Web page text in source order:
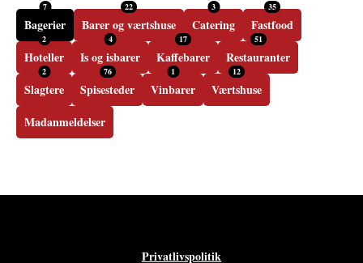
Bagerier
7
Barer og værtshuse
22
Catering
3
Fastfood
35
Hoteller
2
Is og isbarer
4
Kaffebarer
17
Restauranter
51
Slagtere
2
Spisesteder
76
Vinbarer
1
Værtshuse
12
Madanmeldelser
Privatlivspolitik